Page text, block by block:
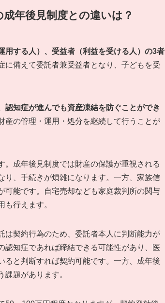
年後見制度との違いは？
用する人）、受益者（利益を受ける人）の3者
に備えて委託者兼受益者となり、子どもを受
認知症が進んでも資産凍結を防ぐことができ
産の管理・運用・処分を継続して行うことが
。成年後見制度では財産の保護が重視される
り、手続きが煩雑になります。一方、家族信
可能です。自宅売却なども家庭裁判所の関与
行えます。
は契約行為のため、委託者本人に判断能力が
認知症であれば締結できる可能性があり、医
ると判断すれば契約可能です。一方、成年後
題があります。